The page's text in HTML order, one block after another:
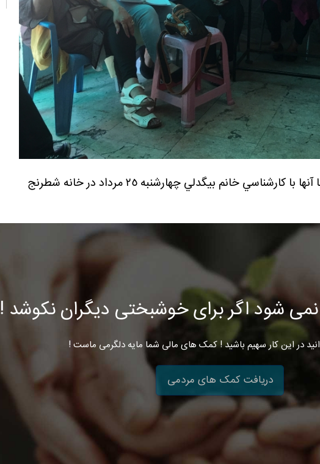
كارگاه شناخت آدمهاي سمي و نحوه برخورد با آنها با كارشناسي خانم بيگدلي چهارشنبه ٢٥ مرداد در خانه شطرنج
شود اگر برای خوشبختی دیگران نکوشد !
در این کار سهیم باشید ! کمک های مالی شما مایه دلگرمی ماست !
دریافت کمک های مردمی